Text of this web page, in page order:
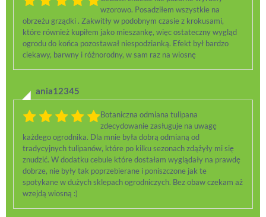
wzorowo. Posadziłem wszystkie na
obrzeżu grządki . Zakwitły w podobnym czasie z krokusami,
które również kupiłem jako mieszankę, więc ostateczny wygląd
ogrodu do końca pozostawał niespodzianką. Efekt był bardzo
ciekawy, barwny i różnorodny, w sam raz na wiosnę
ania12345
Botaniczna odmiana tulipana
zdecydowanie zasługuje na uwagę
każdego ogrodnika. Dla mnie była dobrą odmianą od
tradycyjnych tulipanów, które po kilku sezonach zdążyły mi się
znudzić. W dodatku cebule które dostałam wyglądały na prawdę
dobrze, nie były tak poprzebierane i poniszczone jak te
spotykane w dużych sklepach ogrodniczych. Bez obaw czekam aż
wzejdą wiosną :)